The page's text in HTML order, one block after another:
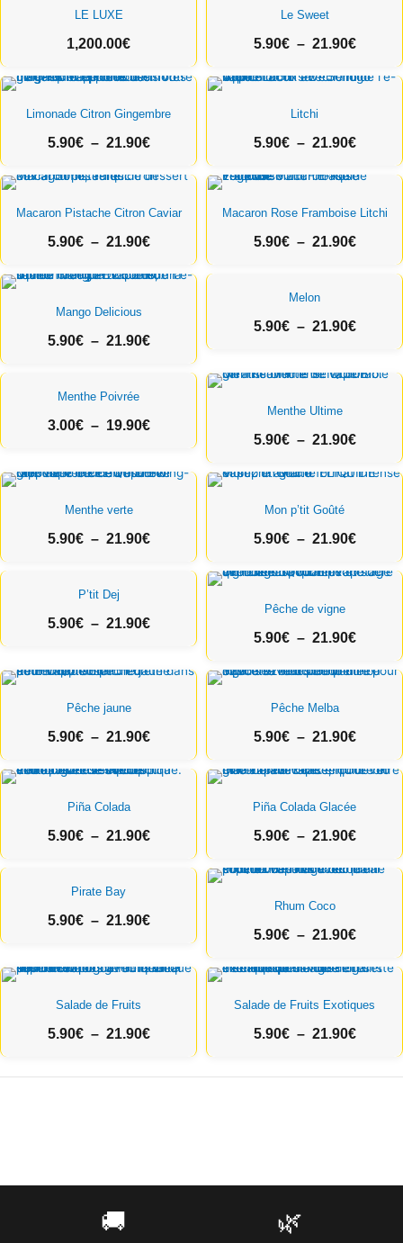
LE LUXE
1,200.00€
Le Sweet
5.90€ – 21.90€5.90€
21.90€
Limonade Citron Gingembre
5.90€ – 21.90€
Plage
5.90€
21.90€
Litchi
5.90€ – 21.90€
Plage
5.90€
21.90€
Macaron Pistache Citron Caviar
5.90€ – 21.90€
Plage
5.90€
21.90€
Macaron Rose Framboise Litchi
5.90€ – 21.90€
Plage
5.90€
Mango Delicious
5.90€ – 21.90€
Plage
5.90€
Melon
5.90€ – 21.90€prix :
21.90€
Menthe Poivrée
3.00€ – 19.90€prix :
19.90€
Menthe Ultime
5.90€ – 21.90€
Plage
5.90€
21.90€
Menthe verte
5.90€ – 21.90€
Plage
5.90€
Mon p’tit Goûté
5.90€ – 21.90€
Plage
5.90€
21.90€
P’tit Dej
5.90€ – 21.90€prix :
21.90€
Pêche de vigne
5.90€ – 21.90€
Plage
5.90€
21.90€
Pêche jaune
5.90€ – 21.90€
Plage
5.90€
21.90€
Pêche Melba
5.90€ – 21.90€
Plage
5.90€
21.90€
Piña Colada
5.90€ – 21.90€
Plage
5.90€
Piña Colada Glacée
5.90€ – 21.90€
Plage
5.90€
21.90€
Pirate Bay
5.90€ – 21.90€prix :
21.90€
Rhum Coco
5.90€ – 21.90€
Plage
5.90€
21.90€
Salade de Fruits
5.90€ – 21.90€
Plage
5.90€
21.90€
Salade de Fruits Exotiques
5.90€ – 21.90€
Plage
prix :
5.90€
21.90€
🚚 🌿